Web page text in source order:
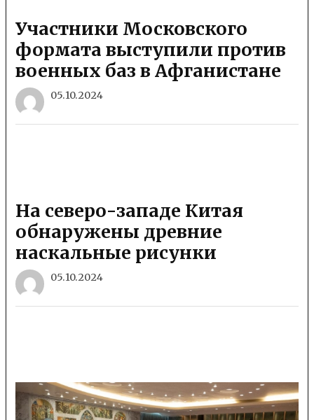
Участники Московского
формата выступили против
военных баз в Афганистане
05.10.2024
На северо-западе Китая
обнаружены древние
наскальные рисунки
05.10.2024